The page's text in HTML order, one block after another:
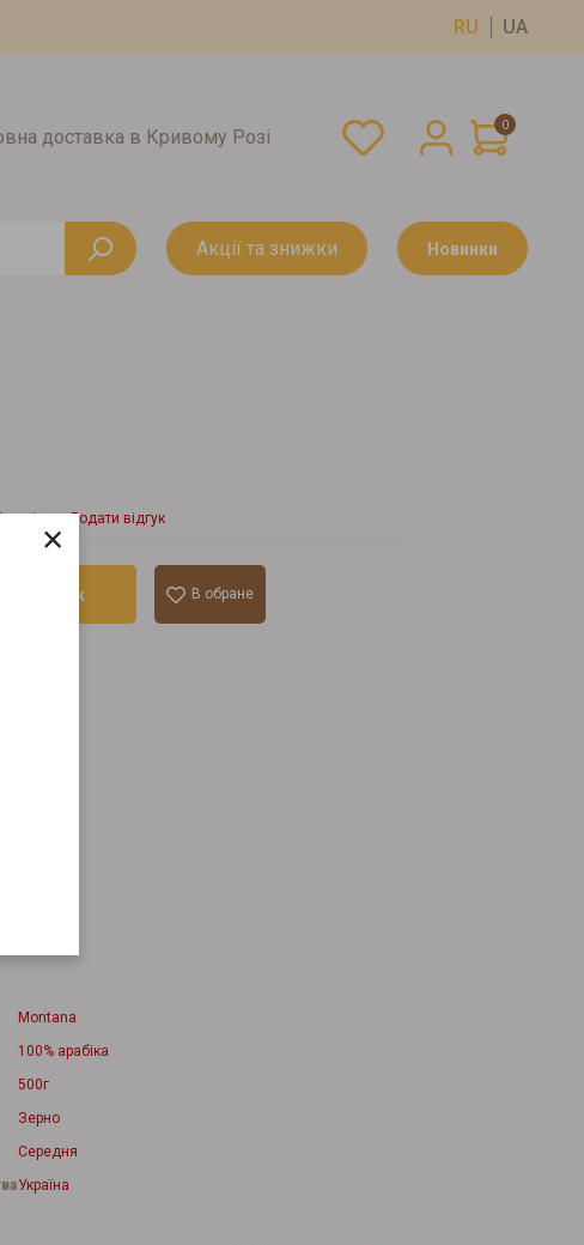
×
RU UA
доставка в Кривому Розі
0
Акції та знижки Новинки
Додати відгук
В кошик В обране
Montana
100% арабіка
500г
Зерно
Середня
Україна